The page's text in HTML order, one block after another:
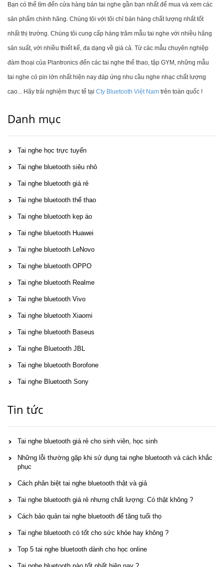
Bạn có thể tìm đến cửa hàng bán tai nghe gần bạn nhất để mua và xem các
sản phẩm chính hãng. Chúng tôi với tôi chỉ bán hàng chất lượng nhất tốt
nhất thị trường. Chúng tôi cung cấp hàng trăm mẫu tai nghe với nhiều hãng
sản suất, với nhiều thiết kế, đa dạng về giá cả. Từ các mẫu chuyên nghiệp
đàm thoại của Plantronics đến các tai nghe thể thao, tập GYM, những mẫu
tai nghe có pin lớn nhất hiện nay đáp ứng nhu cầu nghe nhạc chất lượng
cao... Hãy trải nghiệm thực tế tại Cty Bluetooth Việt Nam trên toàn quốc !
Danh mục
Tai nghe học trực tuyến
Tai nghe bluetooth siêu nhỏ
Tai nghe bluetooth giá rẻ
Tai nghe bluetooth thể thao
Tai nghe bluetooth kẹp áo
Tai nghe bluetooth Huawei
Tai nghe bluetooth LeNovo
Tai nghe bluetooth OPPO
Tai nghe bluetooth Realme
Tai nghe bluetooth Vivo
Tai nghe bluetooth Xiaomi
Tai nghe bluetooth Baseus
Tai nghe Bluetooth JBL
Tai nghe bluetooth Borofone
Tai nghe Bluetooth Sony
Tin tức
Tai nghe bluetooth giá rẻ cho sinh viên, học sinh
Những lỗi thường gặp khi sử dụng tai nghe bluetooth và cách khắc
phục
Cách phân biệt tai nghe bluetooth thật và giả
Tai nghe bluetooth giá rẻ nhưng chất lượng: Có thật không ?
Cách bảo quản tai nghe bluetooth để tăng tuổi thọ
Tai nghe bluetooth có tốt cho sức khỏe hay không ?
Top 5 tai nghe bluetooth dành cho học online